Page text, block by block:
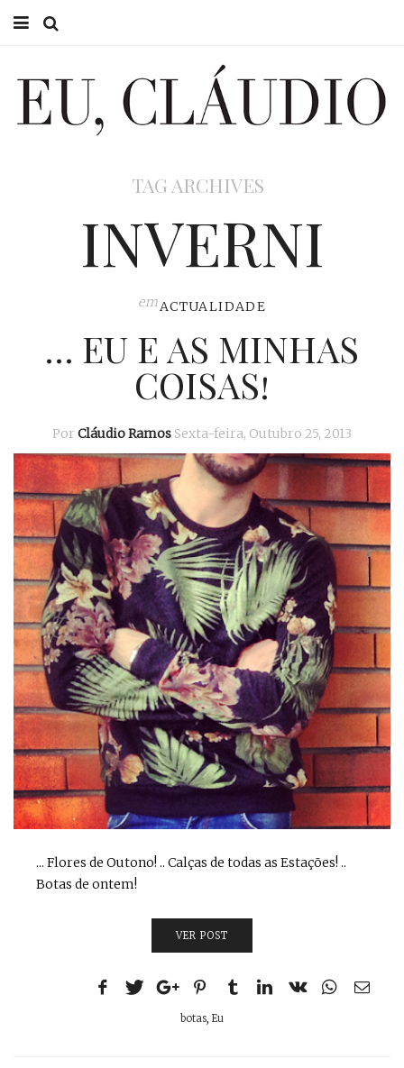
EU CLÁUDIO
TAG ARCHIVES
INVERNI
emACTUALIDADE
… EU E AS MINHAS
COISAS!
Por Cláudio Ramos Sexta-feira, Outubro 25, 2013
... Flores de Outono! .. Calças de todas as Estações! ..
Botas de ontem!
VER POST
botas, Eu